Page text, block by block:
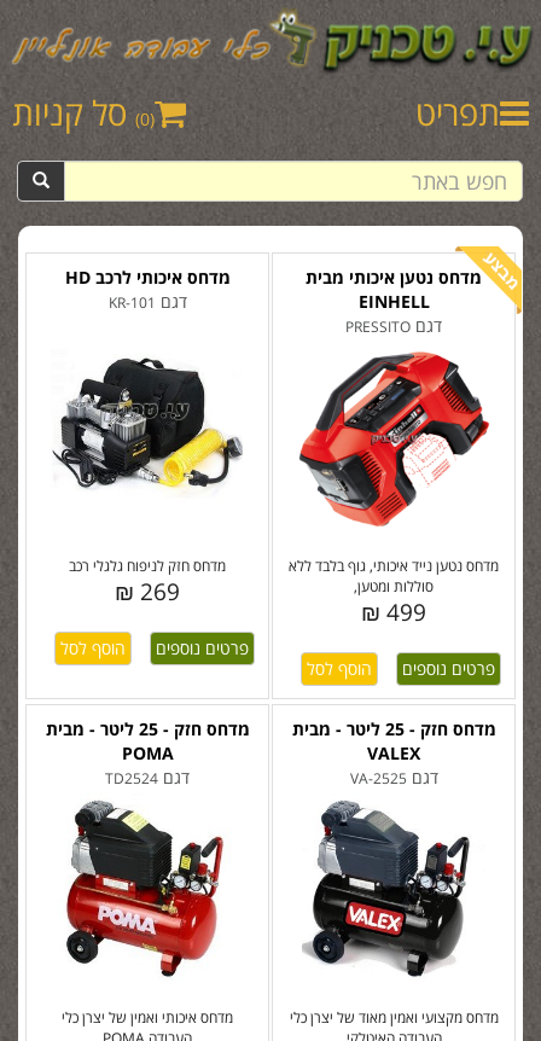
תפריט (0) סל קניות
מדחס איכותי לרכב HD
דגם KR-101
מדחס חזק לניפוח גלגלי רכב
269 ₪
פרטים נוספים
מדחס נטען איכותי מבית
EINHELL
דגם PRESSITO
מדחס נטען נייד איכותי, גוף בלבד ללא
סוללות ומטען,
499 ₪
פרטים נוספים
מדחס חזק - 25 ליטר - מבית
POMA
דגם TD2524
מדחס איכותי ואמין של יצרן כלי
מדחס חזק - 25 ליטר - מבית
VALEX
דגם VA-2525
מדחס מקצועי ואמין מאוד של יצרן כלי